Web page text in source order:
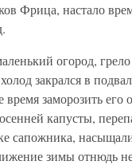
Фрица, настало
огород,
закрался в
время заморозить его
капусты,
сапожника,
зимы отнюдь